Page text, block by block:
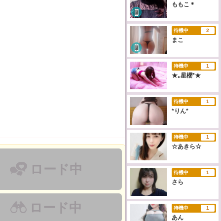
ロード中
ロード中
ももこ＊
待機中 2
まこ
待機中 1
★｡星櫻*★
待機中 1
*りん*
待機中 1
☆あきら☆
待機中 1
さら
待機中 1
あん